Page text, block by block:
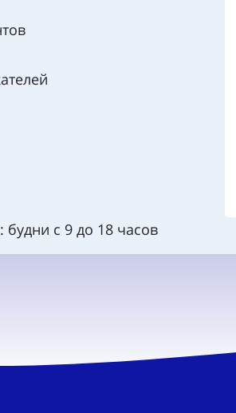
с 9 до 18 часов